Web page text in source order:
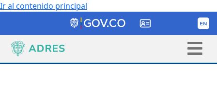
Ir al contenido principal